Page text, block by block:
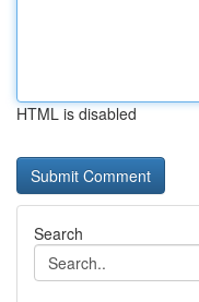
HTML is disabled
Search